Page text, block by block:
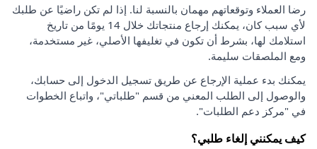
رضا العملاء وتوقعاتهم مهمان بالنسبة لنا. إذا لم تكن راضيًا عن طلبك
لأي سبب كان، يمكنك إرجاع منتجاتك خلال 14 يومًا من تاريخ
استلامك لها، بشرط أن تكون في تغليفها الأصلي، غير مستخدمة،
ومع الملصقات سليمة.
يمكنك بدء عملية الإرجاع عن طريق تسجيل الدخول إلى حسابك،
والوصول إلى الطلب المعني من قسم "طلباتي"، واتباع الخطوات
في "مركز دعم الطلبات".
كيف يمكنني إلغاء طلبي؟